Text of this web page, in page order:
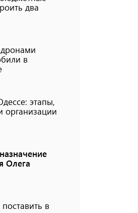
два
дронами
в
этапы,
организации
Олега
в